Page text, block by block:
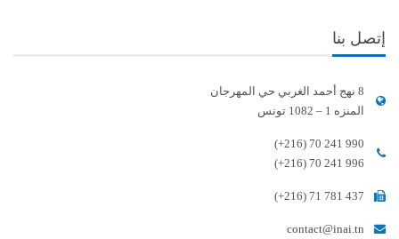
إتصل بنا
8 نهج أحمد الغربي حي المهرجان
المنزه 1 – 1082 تونس
(+216) 70 241 990
(+216) 70 241 996
(+216) 71 781 437
contact@inai.tn